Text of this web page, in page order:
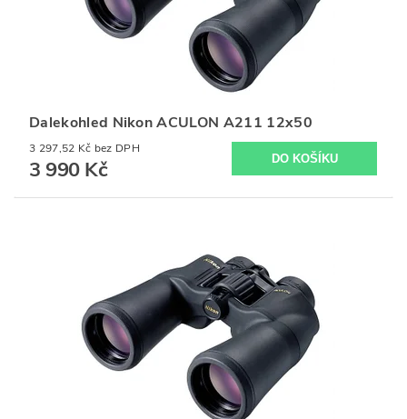
Dalekohled Nikon ACULON A211 12x50
3 297,52 Kč bez DPH
3 990 Kč